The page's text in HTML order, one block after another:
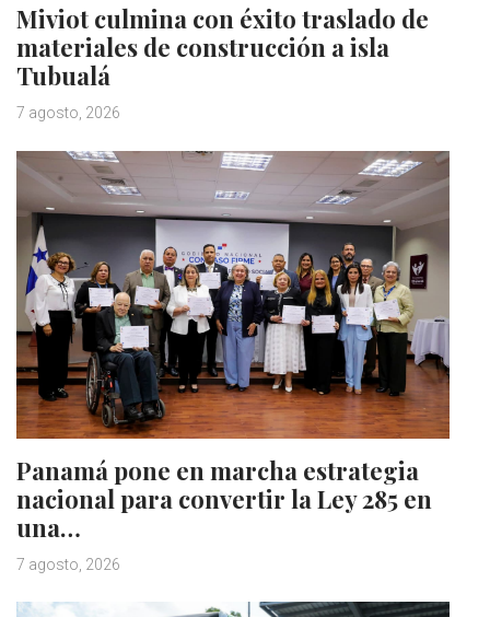
Miviot culmina con éxito traslado de
materiales de construcción a isla
Tubualá
7 agosto, 2026
Panamá pone en marcha estrategia
nacional para convertir la Ley 285 en
una…
7 agosto, 2026